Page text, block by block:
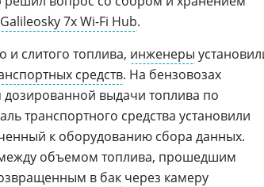
Galileosky 7x Wi-Fi Hub.
слитого топлива, инженеры
средств. На бензовозах
выдачи топлива по
транспортного средства установили
к оборудованию сбора данных.
между объемом топлива, прошедшим
в бак через камеру